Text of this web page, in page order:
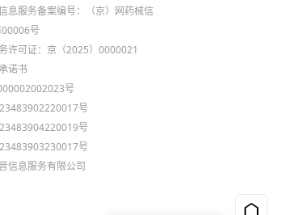
息服务备案编号：（京）网药械信
号
许可证：京（2025）0000021
诺书
号
号
号
号
信息服务有限公司